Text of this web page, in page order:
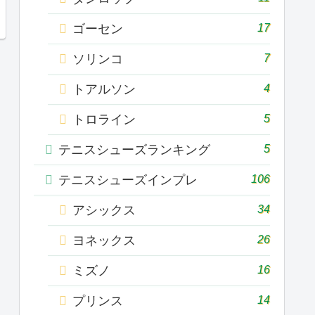
ゴーセン 17
ソリンコ 7
トアルソン 4
トロライン 5
テニスシューズランキング 5
テニスシューズインプレ 106
アシックス 34
ヨネックス 26
ミズノ 16
プリンス 14